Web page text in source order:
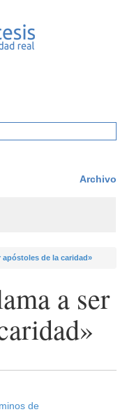
Archivo
apóstoles de la caridad»
a ser
de